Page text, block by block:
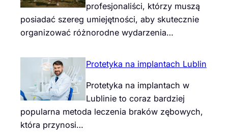
profesjonaliści, którzy muszą
posiadać szereg umiejętności, aby skutecznie
organizować różnorodne wydarzenia…
Protetyka na implantach Lublin
Protetyka na implantach w
Lublinie to coraz bardziej
popularna metoda leczenia braków zębowych,
która przynosi…